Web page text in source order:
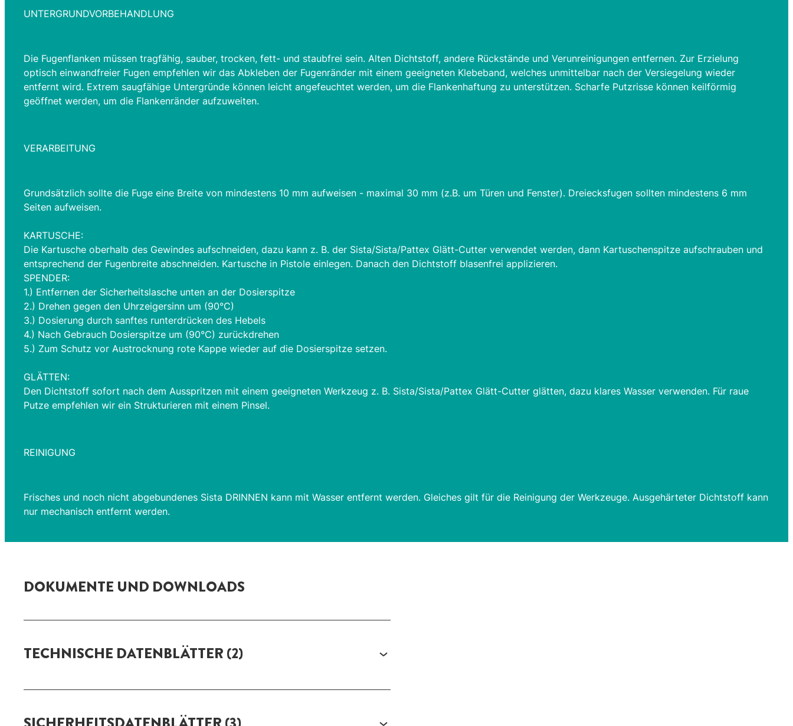
UNTERGRUNDVORBEHANDLUNG
Die Fugenflanken müssen tragfähig, sauber, trocken, fett- und staubfrei sein. Alten Dichtstoff, andere Rückstände und Verunreinigungen entfernen. Zur Erzielung
optisch einwandfreier Fugen empfehlen wir das Abkleben der Fugenränder mit einem geeigneten Klebeband, welches unmittelbar nach der Versiegelung wieder
entfernt wird. Extrem saugfähige Untergründe können leicht angefeuchtet werden, um die Flankenhaftung zu unterstützen. Scharfe Putzrisse können keilförmig
geöffnet werden, um die Flankenränder aufzuweiten.
VERARBEITUNG
Grundsätzlich sollte die Fuge eine Breite von mindestens 10 mm aufweisen - maximal 30 mm (z.B. um Türen und Fenster). Dreiecksfugen sollten mindestens 6 mm
Seiten aufweisen.
KARTUSCHE:
Die Kartusche oberhalb des Gewindes aufschneiden, dazu kann z. B. der Sista/Sista/Pattex Glätt-Cutter verwendet werden, dann Kartuschenspitze aufschrauben und
entsprechend der Fugenbreite abschneiden. Kartusche in Pistole einlegen. Danach den Dichtstoff blasenfrei applizieren.
SPENDER:
1.) Entfernen der Sicherheitslasche unten an der Dosierspitze
2.) Drehen gegen den Uhrzeigersinn um (90°C)
3.) Dosierung durch sanftes runterdrücken des Hebels
4.) Nach Gebrauch Dosierspitze um (90°C) zurückdrehen
5.) Zum Schutz vor Austrocknung rote Kappe wieder auf die Dosierspitze setzen.
GLÄTTEN:
Den Dichtstoff sofort nach dem Ausspritzen mit einem geeigneten Werkzeug z. B. Sista/Sista/Pattex Glätt-Cutter glätten, dazu klares Wasser verwenden. Für raue
Putze empfehlen wir ein Strukturieren mit einem Pinsel.
REINIGUNG
Frisches und noch nicht abgebundenes Sista DRINNEN kann mit Wasser entfernt werden. Gleiches gilt für die Reinigung der Werkzeuge. Ausgehärteter Dichtstoff kann
nur mechanisch entfernt werden.
DOKUMENTE UND DOWNLOADS
TECHNISCHE DATENBLÄTTER (2)